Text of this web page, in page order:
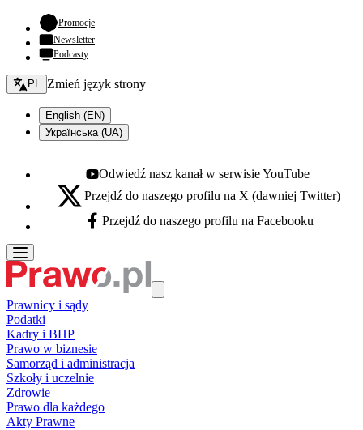
Promocje- otwiera się w nowej karcie
Newsletter
Podcasty
Zmień język - bieżący:
PL Zmień język strony
English (EN)
Українська (UA)
Youtube - otwiera się w nowej karcie
Odwiedź nasz kanał w serwisie YouTube
X - otwiera się w nowej karcie
Przejdź do naszego profilu na X (dawniej Twitter)
Facebook - otwiera się w nowej karcie
Przejdź do naszego profilu na Facebooku
Prawnicy i sądy
Podatki
Kadry i BHP
Prawo w biznesie
Samorząd i administracja
Szkoły i uczelnie
Zdrowie
Prawo dla każdego
Akty Prawne